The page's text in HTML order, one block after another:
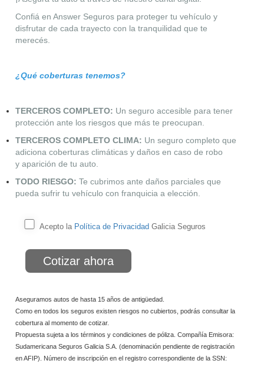
Confiá en Answer Seguros para proteger tu vehículo y
disfrutar de cada trayecto con la tranquilidad que te
merecés.
¿Qué coberturas tenemos?
TERCEROS COMPLETO: Un seguro accesible para tener
protección ante los riesgos que más te preocupan.
TERCEROS COMPLETO CLIMA: Un seguro completo que
adiciona coberturas climáticas y daños en caso de robo
y aparición de tu auto.
TODO RIESGO: Te cubrimos ante daños parciales que
pueda sufrir tu vehículo con franquicia a elección.
Acepto la Política de Privacidad Galicia Seguros
Cotizar ahora
Aseguramos autos de hasta 15 años de antigüedad.
Como en todos los seguros existen riesgos no cubiertos, podrás consultar la
cobertura al momento de cotizar.
Propuesta sujeta a los términos y condiciones de póliza. Compañía Emisora:
Sudamericana Seguros Galicia S.A. (denominación pendiente de registración
en AFIP). Número de inscripción en el registro correspondiente de la SSN: